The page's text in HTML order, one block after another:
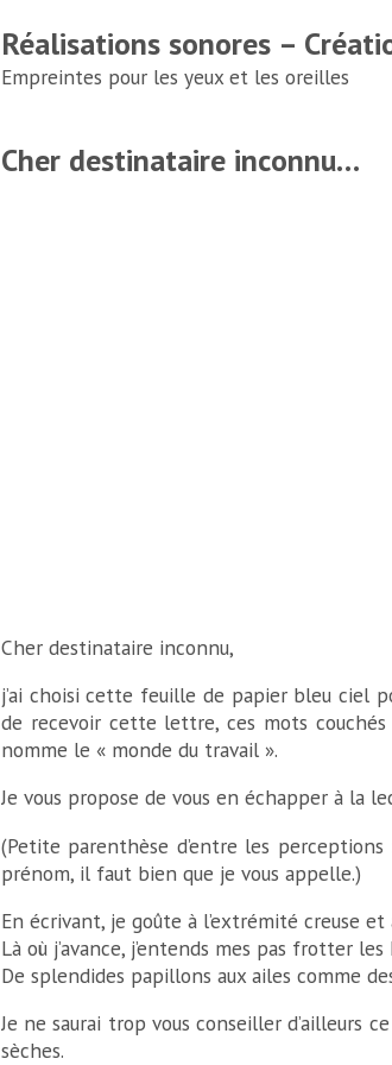
Réalisations sonores –
Empreintes pour les yeux et les oreilles
Cher destinataire inconnu…
Cher destinataire inconnu,
j’ai choisi cette feuille de papier bleu ciel
de recevoir cette lettre, ces mots couchés
nomme le « monde du travail ».
Je vous propose de vous en échapper à la
(Petite parenthèse d’entre les
prénom, il faut bien que je vous appelle.)
En écrivant, je goûte à l’extrémité creuse
Là où j’avance, j’entends mes pas frotter
De splendides papillons aux ailes comme
Je ne saurai trop vous conseiller d’ailleurs
sèches.